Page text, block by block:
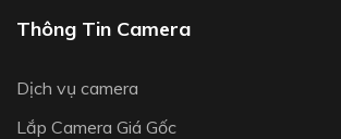
Thông Tin Camera
Dịch vụ camera
Lắp Camera Giá Gốc